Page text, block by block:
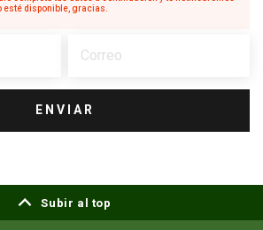
esté disponible, gracias.
ENVIAR
Subir al top